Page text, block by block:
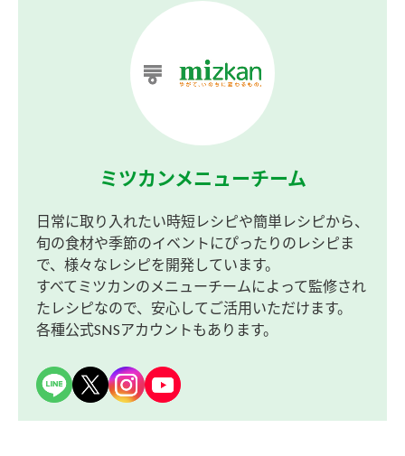
ミツカンメニューチーム
日常に取り入れたい時短レシピや簡単レシピから、
旬の食材や季節のイベントにぴったりのレシピま
で、様々なレシピを開発しています。
すべてミツカンのメニューチームによって監修され
たレシピなので、安心してご活用いただけます。
各種公式SNSアカウントもあります。